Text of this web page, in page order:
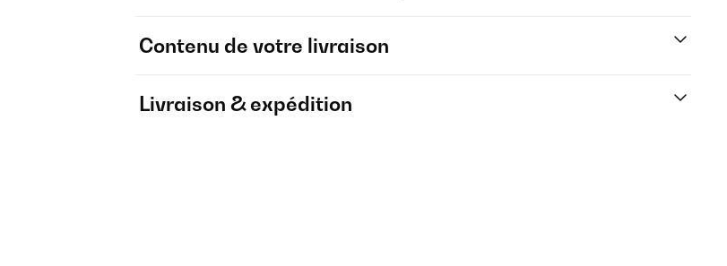
Contenu de votre livraison
Livraison & expédition